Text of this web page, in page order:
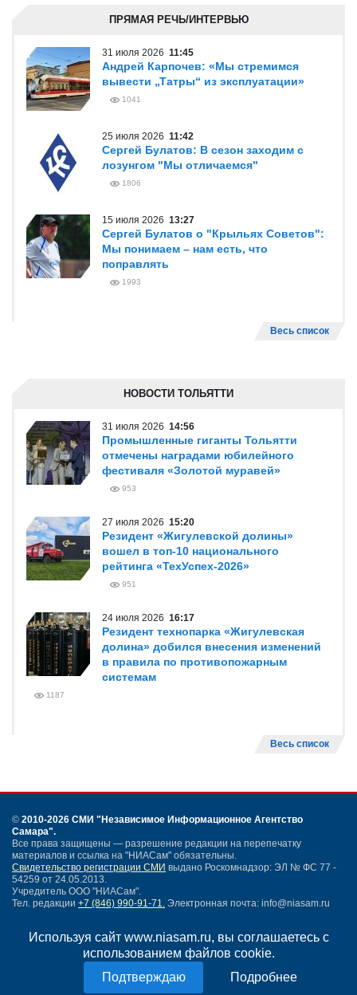
Используя сайт www.niasam.ru, вы соглашаетесь с
использованием файлов cookie.
Подробнее
ПРЯМАЯ РЕЧЬ/ИНТЕРВЬЮ
31 июля 2026 11:45
Андрей Карпочев: «Мы стремимся
вывести „Татры“ из эксплуатации»
1041
25 июля 2026 11:42
Сергей Булатов: В сезон заходим с
лозунгом "Мы отличаемся"
1806
15 июля 2026 13:27
Сергей Булатов о "Крыльях Советов":
Мы понимаем – нам есть, что
поправлять
1993
Весь список
НОВОСТИ ТОЛЬЯТТИ
31 июля 2026 14:56
Промышленные гиганты Тольятти
отмечены наградами юбилейного
фестиваля «Золотой муравей»
953
27 июля 2026 15:20
Резидент «Жигулевской долины»
вошел в топ-10 национального
рейтинга «ТехУспех-2026»
951
24 июля 2026 16:17
Резидент технопарка «Жигулевская
долина» добился внесения изменений
в правила по противопожарным
системам
1187
Весь список
© 2010-2026 СМИ "Независимое Информационное Агентство
Самара".
Все права защищены — разрешение редакции на перепечатку
материалов и ссылка на "НИАСам" обязательны.
Свидетельство регистрации СМИ выдано Роскомнадзор: ЭЛ № ФС 77 -
54259 от 24.05.2013.
Учредитель ООО "НИАСам".
Тел. редакции +7 (846) 990-91-71. Электронная почта: info@niasam.ru
Карта сайта
Нашли ошибку?
Политика конфиденциальности
Согласие на обработку персональных данных